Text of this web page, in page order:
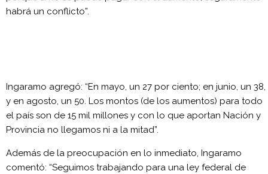
habrá un conflicto”.
Ingaramo agregó: “En mayo, un 27 por ciento; en junio, un 38,
y en agosto, un 50. Los montos (de los aumentos) para todo
el país son de 15 mil millones y con lo que aportan Nación y
Provincia no llegamos ni a la mitad”.
Además de la preocupación en lo inmediato, Ingaramo
comentó: “Seguimos trabajando para una ley federal de